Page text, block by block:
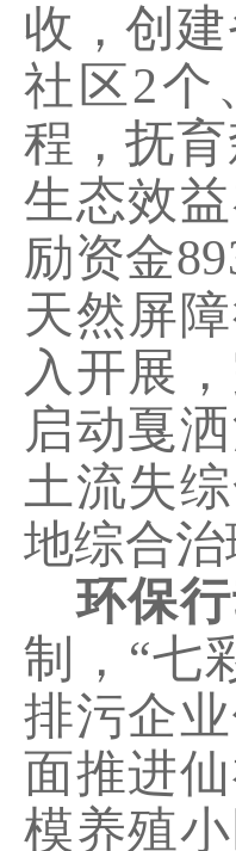
收，创
社区 2个
程，抚
生态效
励资金
天然屏
入开展
启动戛
土流失
地综合
环保
制， “七
排污企
面推进
模养殖